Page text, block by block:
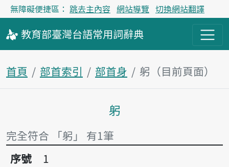
無障礙便捷區： 跳去主內容 網站導覽 切換網站翻譯
教育部臺灣台語常用詞辭典
首頁 部首索引 部首身 躬（目前頁面）
主內容區塊
躬
完全符合 「躬」 有1筆
序號1躬
序號
1